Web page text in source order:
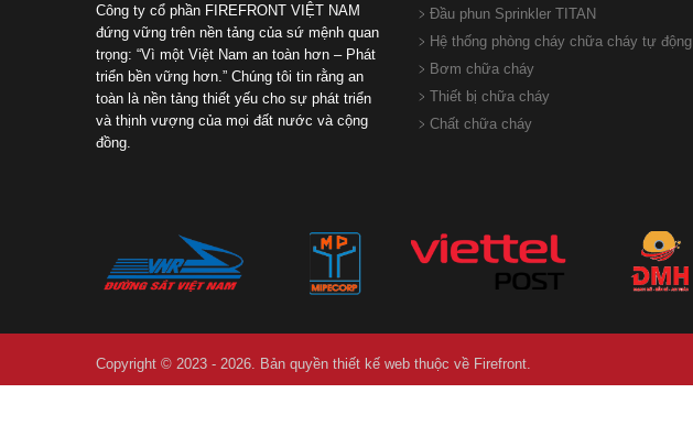
Công ty cổ phần FIREFRONT VIỆT NAM
đứng vững trên nền tảng của sứ mệnh quan
trọng: “Vì một Việt Nam an toàn hơn – Phát
triển bền vững hơn.” Chúng tôi tin rằng an
toàn là nền tảng thiết yếu cho sự phát triển
và thịnh vượng của mọi đất nước và cộng
đồng.
Đầu phun Sprinkler TITAN
Hệ thống phòng cháy chữa cháy tự động
Bơm chữa cháy
Thiết bị chữa cháy
Chất chữa cháy
Copyright © 2023 - 2026. Bản quyền thiết kế web thuộc về Firefront.